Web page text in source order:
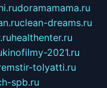
doramamama.ru
clean-dreams.ru
healthenter.ru
kinofilmy-2021.ru
tolyatti.ru
spb.ru